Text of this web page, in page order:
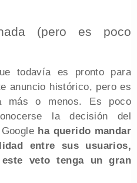
(pero es poco
todavía es pronto para
anuncio histórico, pero es
más o menos. Es poco
la decisión del
ha querido mandar
entre sus usuarios,
veto tenga un gran